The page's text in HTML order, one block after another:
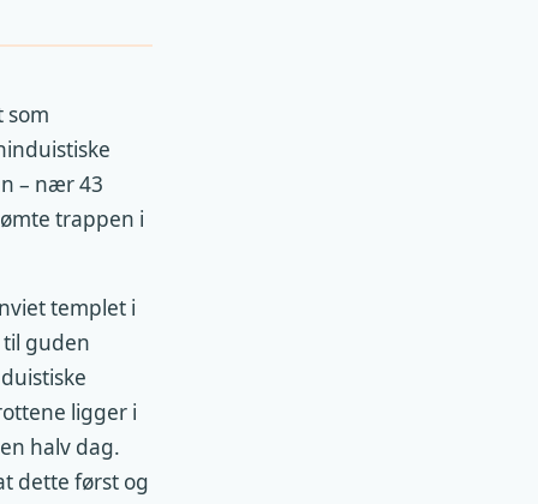
som
– nær 43
trappen i
templet i
guden
ligger i
halv dag.
dette først og